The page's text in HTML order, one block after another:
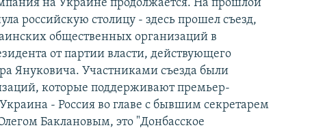
на Украине продолжается. На прошлой
российскую столицу - здесь прошел съезд,
общественных организаций в
от партии власти, действующего
Януковича. Участниками съезда были
которые поддерживают премьер-
- Россия во главе с бывшим секретарем
Баклановым, это "Донбасское